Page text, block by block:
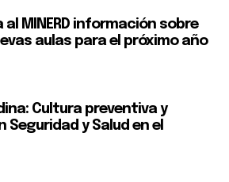
al MINERD información sobre
aulas para el próximo año
Cultura preventiva y
Seguridad y Salud en el